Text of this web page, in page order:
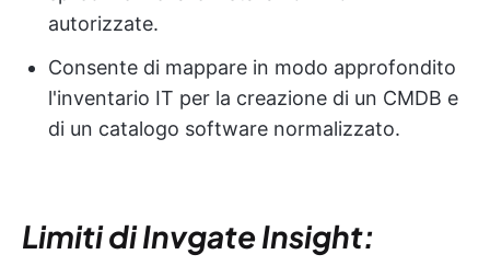
autorizzate.
Consente di mappare in modo approfondito
l'inventario IT per la creazione di un CMDB e
di un catalogo software normalizzato.
Limiti di Invgate Insight: